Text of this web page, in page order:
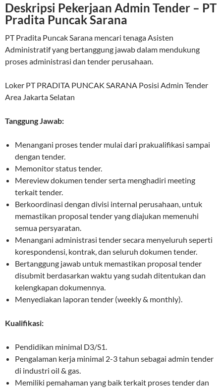
Deskripsi Pekerjaan Admin Tender – PT
Pradita Puncak Sarana
PT Pradita Puncak Sarana mencari tenaga Asisten
Administratif yang bertanggung jawab dalam mendukung
proses administrasi dan tender perusahaan.
Loker PT PRADITA PUNCAK SARANA Posisi Admin Tender
Area Jakarta Selatan
Tanggung Jawab:
Menangani proses tender mulai dari prakualifikasi sampai
dengan tender.
Memonitor status tender.
Mereview dokumen tender serta menghadiri meeting
terkait tender.
Berkoordinasi dengan divisi internal perusahaan, untuk
memastikan proposal tender yang diajukan memenuhi
semua persyaratan.
Menangani administrasi tender secara menyeluruh seperti
korespondensi, kontrak, dan seluruh dokumen tender.
Bertanggung jawab untuk memastikan proposal tender
disubmit berdasarkan waktu yang sudah ditentukan dan
kelengkapan dokumennya.
Menyediakan laporan tender (weekly & monthly).
Kualifikasi:
Pendidikan minimal D3/S1.
Pengalaman kerja minimal 2-3 tahun sebagai admin tender
di industri oil & gas.
Memiliki pemahaman yang baik terkait proses tender dan